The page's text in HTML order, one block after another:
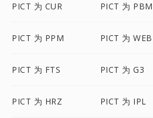
PICT 为 CUR PICT 为 PBM
PICT 为 PPM PICT 为
PICT 为 FTS PICT 为 G3
PICT 为 HRZ PICT 为 IPL